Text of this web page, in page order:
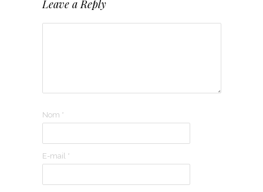
Leave a Reply
Nom *
E-mail *